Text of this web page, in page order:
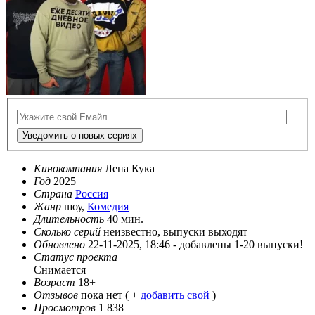
Уведомить о новых сериях
Кинокомпания Лена Кука
Год 2025
Страна Россия
Жанр шоу, Комедия
Длительность 40 мин.
Сколько серий неизвестно, выпуски выходят
Обновлено 22-11-2025, 18:46 - добавлены 1-20 выпуски!
Статус проекта
Снимается
Возраст 18+
Отзывов пока нет ( + добавить свой )
Просмотров 1 838